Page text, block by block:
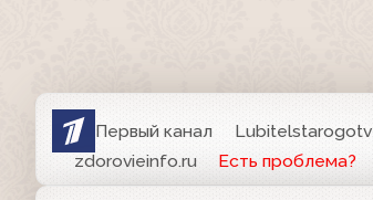
Первый канал Lubitelstarogotv
zdorovieinfo.ru
Есть проблема?